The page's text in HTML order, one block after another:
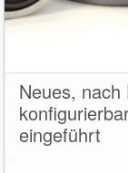
Neues, nach
eingeführt